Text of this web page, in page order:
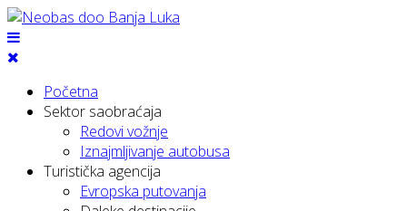
Početna
Sektor saobraćaja
Redovi vožnje
Iznajmljivanje autobusa
Turistička agencija
Evropska putovanja